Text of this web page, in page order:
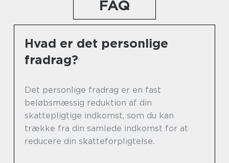
FAQ
Hvad er det personlige
fradrag?
Det personlige fradrag er en fast
beløbsmæssig reduktion af din
skattepligtige indkomst, som du kan
trække fra din samlede indkomst for at
reducere din skatteforpligtelse.